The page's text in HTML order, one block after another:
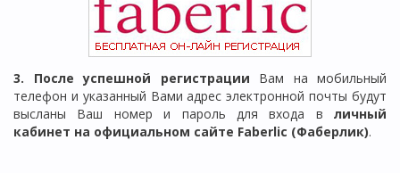
3. После успешной регистрации Вам на мобильный
телефон и указанный Вами адрес электронной почты будут
высланы Ваш номер и пароль для входа в личный
кабинет на официальном сайте Faberlic (Фаберлик).